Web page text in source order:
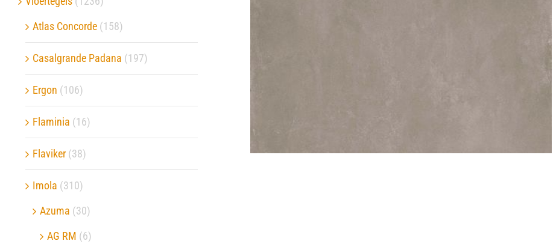
Verwerkingsmaterialen
Over ons
Contact
Atlas Concorde (158)
Casalgrande Padana (197)
Ergon (106)
Flaminia (16)
Flaviker (38)
Imola (310)
Azuma (30)
AG RM (6)